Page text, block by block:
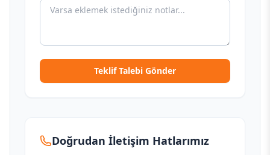
Teklif Talebi Gönder
Doğrudan İletişim Hatlarımız